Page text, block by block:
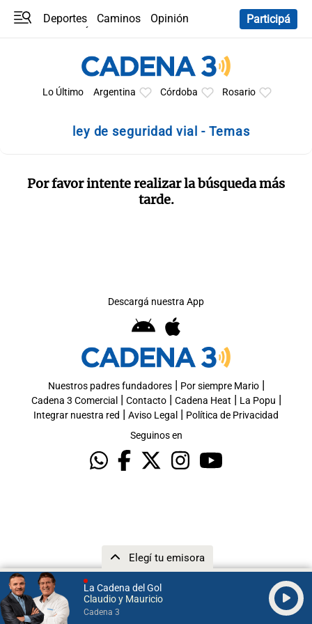
La Cadena del Gol
Claudio y Mauricio
Cadena 3
Elegí tu emisora
Deportes Caminos
Opinión
Participá
Lo Último Argentina Córdoba Rosario
ley de seguridad vial - Temas
Por favor intente realizar la búsqueda más
tarde.
Descargá nuestra App
Nuestros padres fundadores| Por siempre Mario|
Cadena 3 Comercial | Contacto| Cadena Heat | La Popu |
Integrar nuestra red | Aviso Legal | Política de Privacidad
Seguinos en